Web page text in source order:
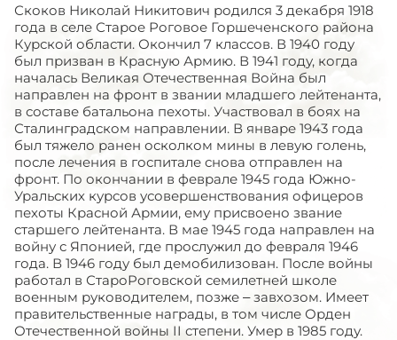
Скоков Николай Никитович родился 3 декабря 1918
года в селе Старое Роговое Горшеченского района
Курской области. Окончил 7 классов. В 1940 году
был призван в Красную Армию. В 1941 году, когда
началась Великая Отечественная Война был
направлен на фронт в звании младшего лейтенанта,
в составе батальона пехоты. Участвовал в боях на
Сталинградском направлении. В январе 1943 года
был тяжело ранен осколком мины в левую голень,
после лечения в госпитале снова отправлен на
фронт. По окончании в феврале 1945 года Южно-
Уральских курсов усовершенствования офицеров
пехоты Красной Армии, ему присвоено звание
старшего лейтенанта. В мае 1945 года направлен на
войну с Японией, где прослужил до февраля 1946
года. В 1946 году был демобилизован. После войны
работал в СтароРоговской семилетней школе
военным руководителем, позже – завхозом. Имеет
правительственные награды, в том числе Орден
Отечественной войны II степени. Умер в 1985 году.